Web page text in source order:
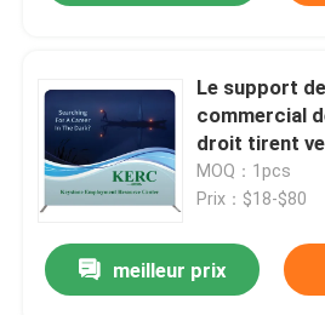
Produits
Vidéos
A propos de nous
Le support
commercial
droit tirent
supports
80x200cm
MOQ：1pcs
Prix：$18-$80
meilleur prix